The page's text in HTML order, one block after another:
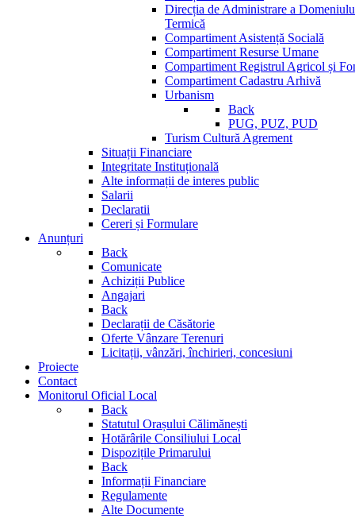
Direcția de Administrare a
Termică
Compartiment Asistență Socială
Compartiment Resurse Umane
Compartiment Registrul Agricol și
Compartiment Cadastru Arhivă
Urbanism
Back
PUG, PUZ, PUD
Turism Cultură Agrement
Situații Financiare
Integritate Instituțională
Alte informații de interes public
Salarii
Declaratii
Cereri și Formulare
Anunțuri
Back
Comunicate
Achiziții Publice
Angajari
Back
Declarații de Căsătorie
Oferte Vânzare Terenuri
Licitații, vânzări, închirieri, concesiuni
Proiecte
Contact
Monitorul Oficial Local
Back
Statutul Orașului Călimănești
Hotărârile Consiliului Local
Dispozițile Primarului
Back
Informații Financiare
Regulamente
Alte Documente